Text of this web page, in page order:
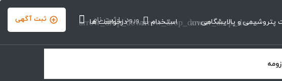
ورود یا ثبت نام ثبت آگهی پتروشیمی و پالایشگاهی
arrow_drop_down استخدام
arrow_drop_down درخواست ها
arrow_drop_down